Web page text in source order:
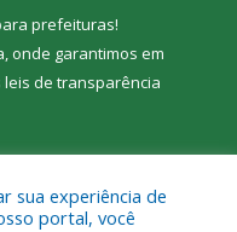
prefeituras!
onde garantimos em
leis de transparência
sua experiência de
portal, você